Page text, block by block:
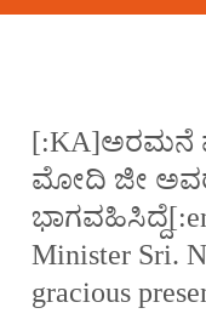
[:KA]ಅರಮನೆ
ಮೋದಿ ಜೀ
Minister Sri.
gracious